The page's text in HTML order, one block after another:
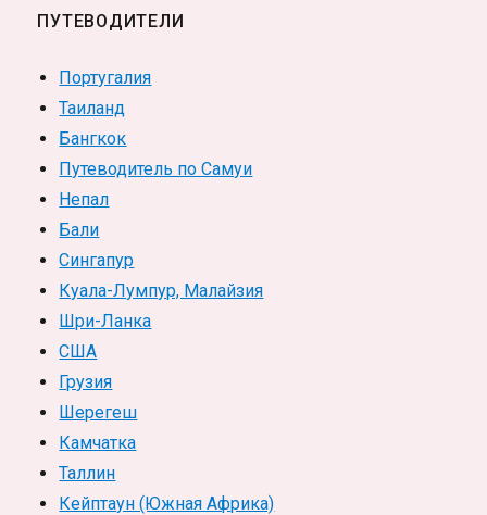
ПУТЕВОДИТЕЛИ
Португалия
Таиланд
Бангкок
Путеводитель по Самуи
Непал
Бали
Сингапур
Куала-Лумпур, Малайзия
Шри-Ланка
США
Грузия
Шерегеш
Камчатка
Таллин
Кейптаун (Южная Африка)